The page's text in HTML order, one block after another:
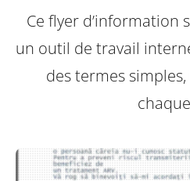
Ce flyer d’information
un outil de travail
des termes